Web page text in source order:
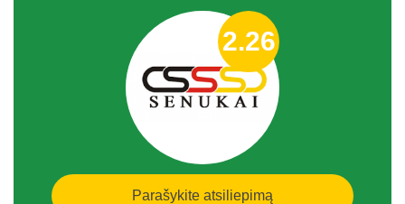
2.26
Parašykite atsiliepimą